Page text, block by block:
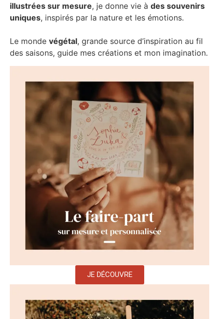
illustrées sur mesure, je donne vie à des souvenirs
uniques, inspirés par la nature et les émotions.
Le monde végétal, grande source d’inspiration au fil
des saisons, guide mes créations et mon imagination.
JE DÉCOUVRE